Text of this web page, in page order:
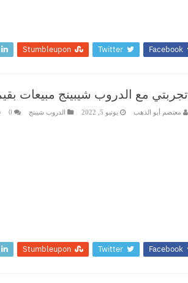
Facebook
Twitter
Stumbleupon
تجربتي مع الدروب شيبينج مبيعات بقيمة 1272
معتصم أبو الذهب يونيو 5, 2022 الدروب شيبنج 0
Facebook
Twitter
Stumbleupon